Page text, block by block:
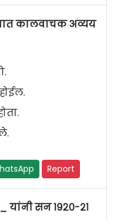
कालवाचक अव्यय
Report
सन १९२०-२१